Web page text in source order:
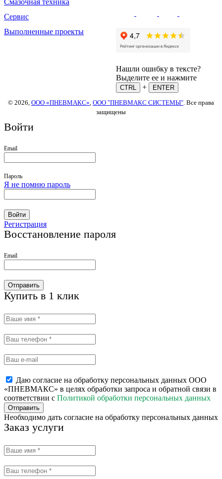
Смазочная техника
Сервис
Выполненные проекты
Нашли ошибку в тексте?
Выделите ее и нажмите
CTRL +
ENTER
© 2026, ООО «ПНЕВМАКС» ООО "ПНЕВМАКС СИСТЕМЫ" . Все права
защищены
Войти
Email
Пароль
Я не помню пароль
Войти
Регистрация
Восстановление пароля
Email
Отправить
Купить в 1 клик
Даю согласие на обработку персональных данных ООО
«ПНЕВМАКС» в целях обработки запроса и обратной связи в
соответствии с Политикой обработки персональных данных
Отправить
Необходимо дать согласие на обработку персональных данных
Заказ услуги